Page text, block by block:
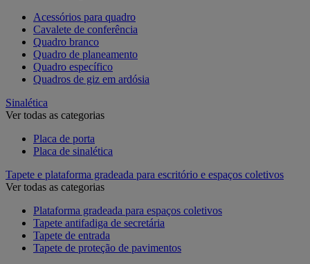
Acessórios para quadro
Cavalete de conferência
Quadro branco
Quadro de planeamento
Quadro específico
Quadros de giz em ardósia
Sinalética
Ver todas as categorias
Placa de porta
Placa de sinalética
Tapete e plataforma gradeada para escritório e espaços coletivos
Ver todas as categorias
Plataforma gradeada para espaços coletivos
Tapete antifadiga de secretária
Tapete de entrada
Tapete de proteção de pavimentos